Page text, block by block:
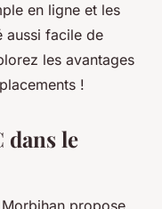
en ligne et les
aussi facile de
les avantages
!
dans le